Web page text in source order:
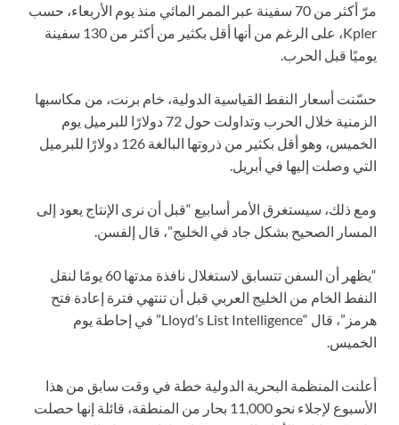
مرّ أكثر من 70 سفينة عبر الممر المائي منذ يوم الأربعاء، حسب
Kpler، على الرغم من أنها أقل بكثير من أكثر من 130 سفينة
يوميًا قبل الحرب.
حسّنت أسعار النفط القياسية الدولية، خام برنت، من مكاسبها
الزمنية خلال الحرب وتداولت حول 72 دولارًا للبرميل يوم
الخميس، وهو أقل بكثير من ذروتها البالغة 126 دولارًا للبرميل
التي وصلت إليها في أبريل.
ومع ذلك، سيستغرق الأمر أسابيع “قبل أن نرى الإنتاج يعود إلى
المسار الصحيح بشكل جاد في الخليج”، قال إلفسن.
“يظهر أن السفن تتسابق لاستغلال نافذة مدتها 60 يومًا لنقل
النفط الخام من الخليج العربي قبل أن تنتهي فترة إعادة فتح
هرمز”، قال “Lloyd’s List Intelligence” في إحاطة يوم
الخميس.
أعلنت المنظمة البحرية الدولية خطة في وقت سابق من هذا
الأسبوع لإجلاء نحو 11,000 بحار من المنطقة، قائلة إنها حصلت